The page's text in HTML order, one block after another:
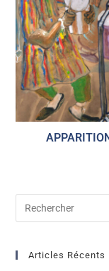
Articles Récents